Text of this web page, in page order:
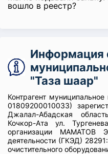
вошло в реестр?
Информация
"Таза шаар"
Контрагент
01809200010033)
Джалал-Абадская
Кочкор-Ата ул.
организации
деятельности (ГКЭД)
очистительного